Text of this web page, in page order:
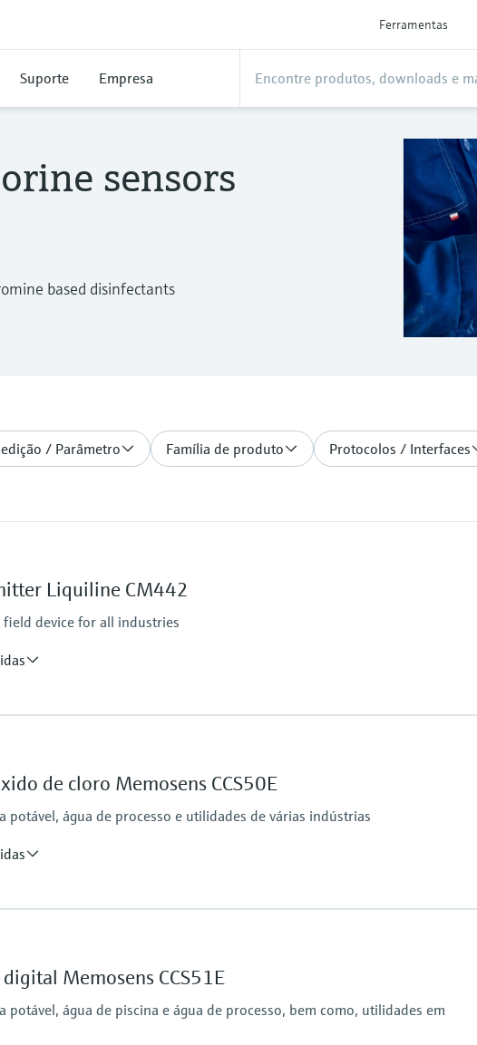
Ferramentas
Suporte Empresa
sensors
based disinfectants
/ Parâmetro Família de produto Protocolos / Interfaces
Liquiline CM442
device for all industries
de cloro Memosens CCS50E
potável, água de processo e utilidades de várias indústrias
Memosens CCS51E
potável, água de piscina e água de processo, bem como, utilidades em